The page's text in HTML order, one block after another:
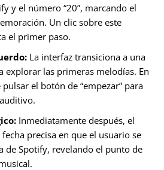
y el número “20”, marcando el
Un clic sobre este
el primer paso.
La interfaz transiciona a una
explorar las primeras melodías. En
el botón de “empezar” para
Inmediatamente después, el
precisa en que el usuario se
de Spotify, revelando el punto de